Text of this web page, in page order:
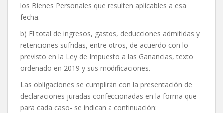
los Bienes Personales que resulten aplicables a esa
fecha.
b) El total de ingresos, gastos, deducciones admitidas y
retenciones sufridas, entre otros, de acuerdo con lo
previsto en la Ley de Impuesto a las Ganancias, texto
ordenado en 2019 y sus modificaciones.
Las obligaciones se cumplirán con la presentación de
declaraciones juradas confeccionadas en la forma que -
para cada caso- se indican a continuación: